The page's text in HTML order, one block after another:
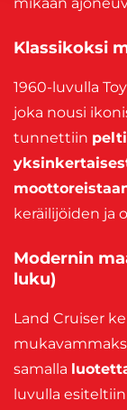
Klassikoksi
1960-luvulla
joka nousi
tunnettiin
keräilijöiden ja
Modernin
luku)
Land Cruiser
samalla
luvulla